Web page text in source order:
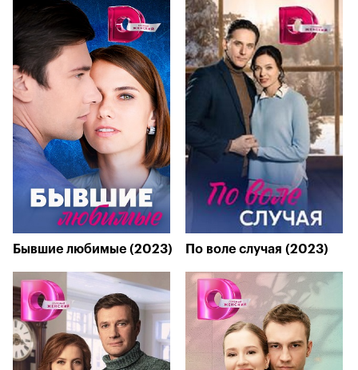
Бывшие любимые (2023) По воле случая (2023)